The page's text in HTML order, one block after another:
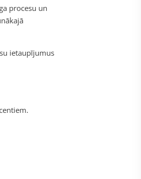
procesu un
ietaupījumus